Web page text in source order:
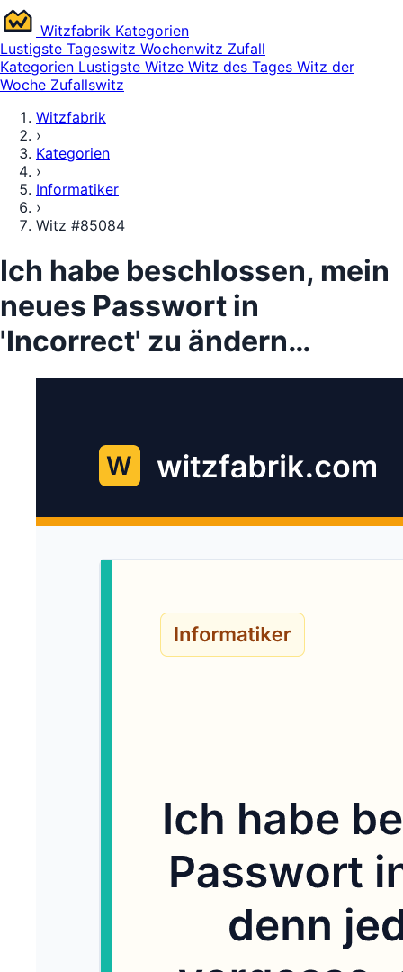
Witzfabrik Kategorien
Lustigste Tageswitz Wochenwitz Zufall
Kategorien Lustigste Witze Witz des Tages Witz der
Woche Zufallswitz
Witzfabrik
›
Kategorien
›
Informatiker
›
Witz #85084
Ich habe beschlossen, mein
neues Passwort in
'Incorrect' zu ändern…